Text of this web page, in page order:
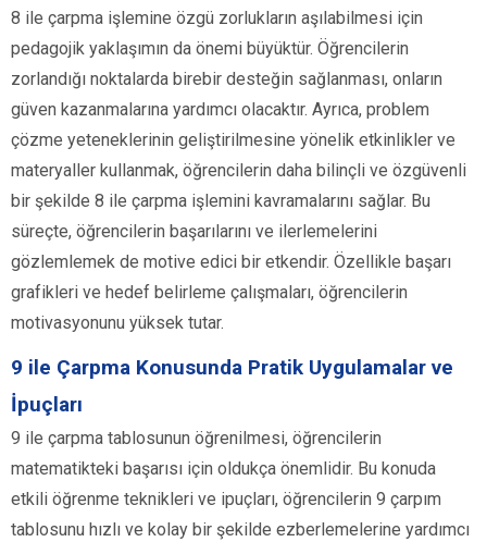
8 ile çarpma işlemine özgü zorlukların aşılabilmesi için
pedagojik yaklaşımın da önemi büyüktür. Öğrencilerin
zorlandığı noktalarda birebir desteğin sağlanması, onların
güven kazanmalarına yardımcı olacaktır. Ayrıca, problem
çözme yeteneklerinin geliştirilmesine yönelik etkinlikler ve
materyaller kullanmak, öğrencilerin daha bilinçli ve özgüvenli
bir şekilde 8 ile çarpma işlemini kavramalarını sağlar. Bu
süreçte, öğrencilerin başarılarını ve ilerlemelerini
gözlemlemek de motive edici bir etkendir. Özellikle başarı
grafikleri ve hedef belirleme çalışmaları, öğrencilerin
motivasyonunu yüksek tutar.
9 ile Çarpma Konusunda Pratik Uygulamalar ve
İpuçları
9 ile çarpma tablosunun öğrenilmesi, öğrencilerin
matematikteki başarısı için oldukça önemlidir. Bu konuda
etkili öğrenme teknikleri ve ipuçları, öğrencilerin 9 çarpım
tablosunu hızlı ve kolay bir şekilde ezberlemelerine yardımcı